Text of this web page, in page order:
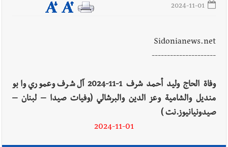
8-2026
2024-11-01
Sidonianews.net
---------------------
وفاة الحاج وليد أحمد شرف 1-11-2024 آل شرف وعموري وابو
منديل والشامية وعز الدين والبرشالي (وفيات صيدا – لبنان –
صيدونيانيوز.نت )
2024-11-01